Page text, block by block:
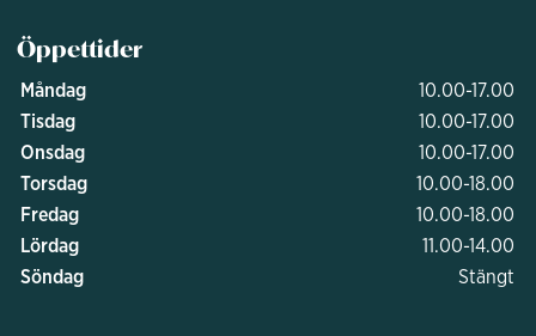
Öppettider
Måndag
10.00-17.00
Tisdag
10.00-17.00
Onsdag
10.00-17.00
Torsdag
10.00-18.00
Fredag
10.00-18.00
Lördag
11.00-14.00
Söndag
Stängt